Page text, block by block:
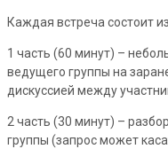
Каждая встреча состоит
1 часть (60 минут) –
ведущего группы на
дискуссией между
2 часть (30 минут) –
группы (запрос может